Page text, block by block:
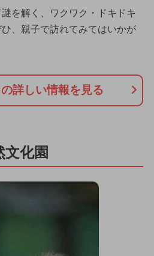
を解く、ワクワク・ドキドキ
、親子で訪れてみてはいかが
詳しい情報を見る
文化園